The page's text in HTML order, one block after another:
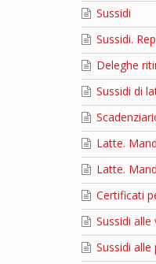
Sussidi
Sussidi.
Deleghe
Sussidi di
Latte.
Latte.
Certificati
Sussidi alle
Sussidi alle